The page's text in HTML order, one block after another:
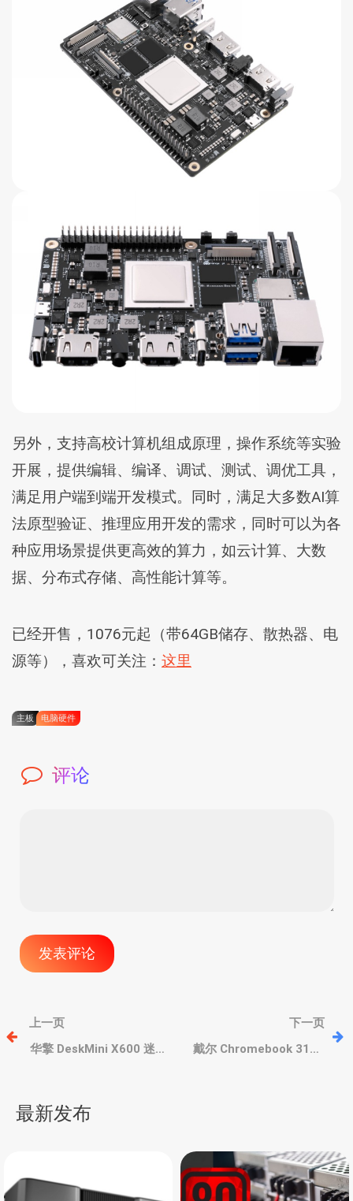
另外，支持高校计算机组成原理，操作系统等实验
开展，提供编辑、编译、调试、测试、调优工具，
满足用户端到端开发模式。同时，满足大多数AI算
法原型验证、推理应用开发的需求，同时可以为各
种应用场景提供更高效的算力，如云计算、大数
据、分布式存储、高性能计算等。
已经开售，1076元起（带64GB储存、散热器、电
源等），喜欢可关注： 这里
主板 电脑硬件
评论
文
章
航
上一页
华擎 DeskMini X600 迷你
SSD
下一页
戴尔 Chromebook 3120
最新发布